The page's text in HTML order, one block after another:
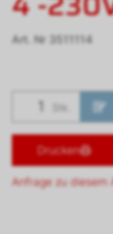
Art. Nr 3511114
Stk.
Drucken
Anfrage zu diesem